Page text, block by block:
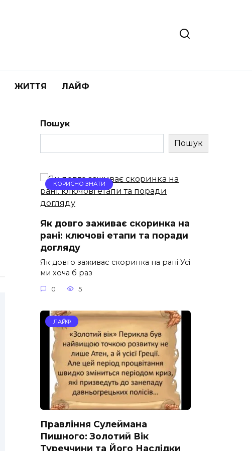
ЖИТТЯ ЛАЙФ
Пошук
Пошук
КОРИСНО ЗНАТИ
Як довго заживає скоринка на
рані: ключові етапи та поради
догляду
Як довго заживає скоринка на рані Усі
ми хоча б раз
0 5
ЛАЙФ
Правління Сулеймана
Пишного: Золотий Вік
Туреччини та Його Наслідки